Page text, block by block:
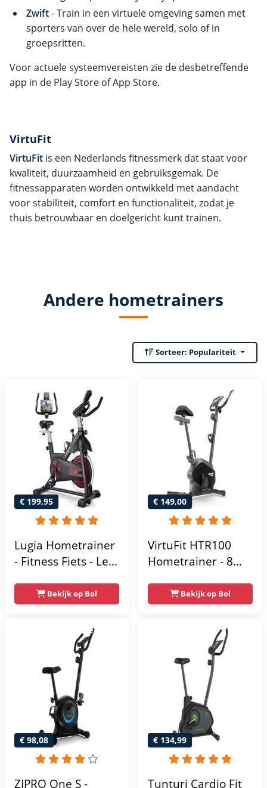
Zwift- Train in een virtuele omgeving samen met
sporters van over de hele wereld, solo of in
groepsritten.
Voor actuele systeemvereisten zie de desbetreffende
app in de Play Store of App Store.
VirtuFit
VirtuFit is een Nederlands fitnessmerk dat staat voor
kwaliteit, duurzaamheid en gebruiksgemak. De
fitnessapparaten worden ontwikkeld met aandacht
voor stabiliteit, comfort en functionaliteit, zodat je
thuis betrouwbaar en doelgericht kunt trainen.
Andere hometrainers
Sorteer: Populariteit
€ 199,95
Lugia Hometrainer
- Fitness Fiets - Led
Verstelbaar Zadel -
0-100% weerstand
Hartslagfunctie -
Max 130kg -
Extreem Stil
Bekijk op Bol
€ 149,00
VirtuFit HTR100
Hometrainer - 8
Weerstandniveau's
- Verstelbaar zadel
Tablethouder -
Max. 120 kg
Gebruikersgewicht
- Fitnessfiets
Bekijk op Bol
€ 98,08
ZIPRO One S -
€ 134,99
Tunturi Cardio Fit